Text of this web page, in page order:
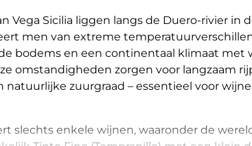
Vega Sicilia liggen langs de Duero-rivier in
men van extreme
bodems en een continentaal klimaat met
omstandigheden zorgen voor langzaam
natuurlijke zuurgraad – essentieel voor
slechts enkele wijnen, waaronder de